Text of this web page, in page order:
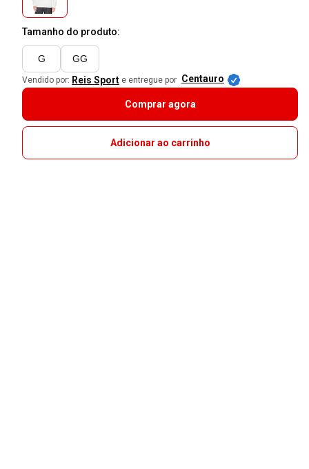
Tamanho do produto:
G GG
Vendido por: Reis Sport e entregue por Centauro
Comprar agora
Adicionar ao carrinho